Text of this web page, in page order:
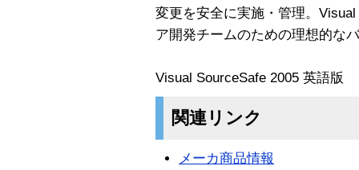
変更を安全に実施・管理。
ア開発チームのための理想的な
Visual SourceSafe 2005 英語版
関連リンク
メーカ商品情報